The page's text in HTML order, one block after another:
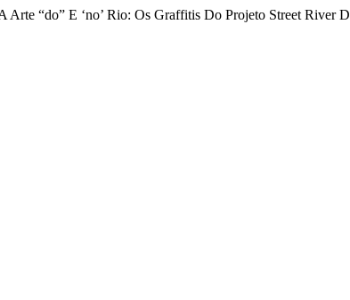
“do” E ‘no’ Rio: Os Graffitis Do Projeto Street River